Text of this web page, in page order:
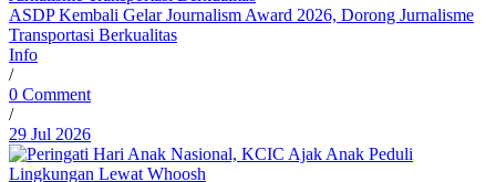
ASDP Kembali Gelar Journalism Award 2026, Dorong Jurnalisme
Transportasi Berkualitas
Info
/
0 Comment
/
29 Jul 2026